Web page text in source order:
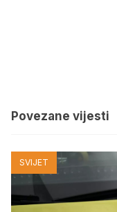
Povezane vijesti
SVIJET